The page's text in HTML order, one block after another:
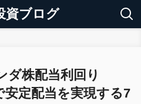
資ブログ
ダ株配当利回り
安定配当を実現する7